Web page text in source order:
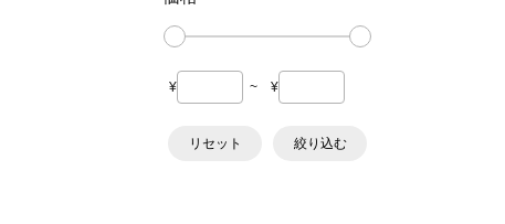
¥ ~ ¥
リセット 絞り込む